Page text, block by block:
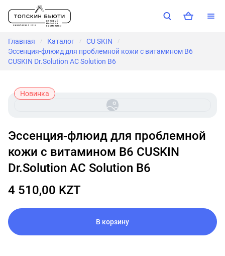
Главная / Каталог / CU SKIN /
Эссенция-флюид для проблемной кожи с витамином B6
CUSKIN Dr.Solution AC Solution B6
Новинка
Эссенция-флюид для проблемной
кожи с витамином B6 CUSKIN
Dr.Solution AC Solution B6
4 510,00 KZT
В корзину